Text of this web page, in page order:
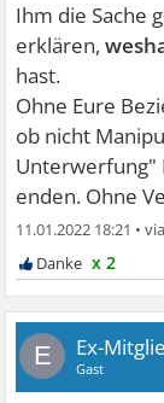
Ihm die Sache
erklären,
hast.
Ohne Eure
ob nicht
Unterwerfung"
enden. Ohne
11.01.2022 18:21 •
x 2
E Ex-
Gast